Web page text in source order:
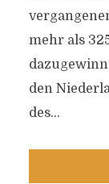
mehr als
den
des...